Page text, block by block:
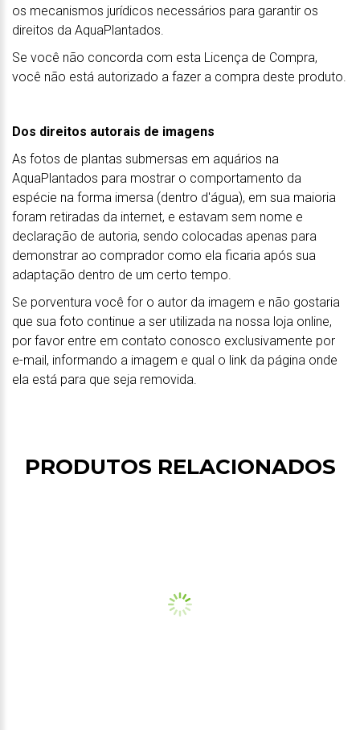
os mecanismos jurídicos necessários para garantir os
direitos da AquaPlantados.
Se você não concorda com esta Licença de Compra,
você não está autorizado a fazer a compra deste produto.
Dos direitos autorais de imagens
As fotos de plantas submersas em aquários na
AquaPlantados para mostrar o comportamento da
espécie na forma imersa (dentro d'água), em sua maioria
foram retiradas da internet, e estavam sem nome e
declaração de autoria, sendo colocadas apenas para
demonstrar ao comprador como ela ficaria após sua
adaptação dentro de um certo tempo.
Se porventura você for o autor da imagem e não gostaria
que sua foto continue a ser utilizada na nossa loja online,
por favor entre em contato conosco exclusivamente por
e-mail, informando a imagem e qual o link da página onde
ela está para que seja removida.
PRODUTOS RELACIONADOS